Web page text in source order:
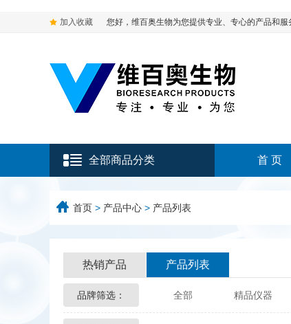
加入收藏 您好，维百奥生物为您提供专业、专心的产品和服
全部商品分类 首 页
首页 > 产品中心 > 产品列表
热销产品 产品列表
品牌筛选： 全部 精品仪器